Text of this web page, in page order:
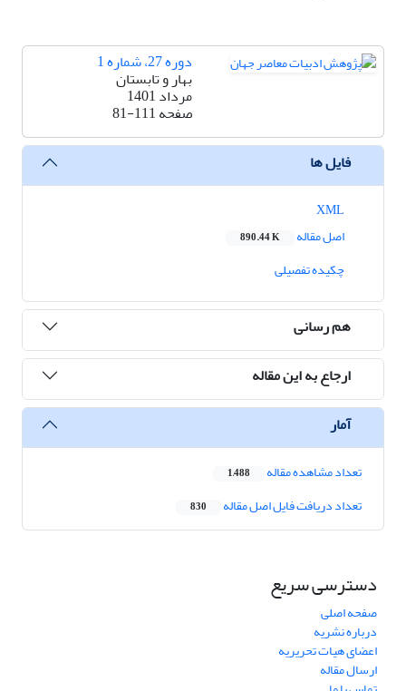
دوره 27، شماره 1
بهار و تابستان
مرداد 1401
صفحه81-111
فایل ها
اصل مقاله
890.44 K
چکیده تفصیلی
هم رسانی
ارجاع به این مقاله
آمار
تعداد مشاهده مقاله 1,488
تعداد دریافت فایل اصل مقاله 830
دسترسی سریع
صفحه اصلی
درباره نشریه
اعضای هیات تحریریه
ارسال مقاله